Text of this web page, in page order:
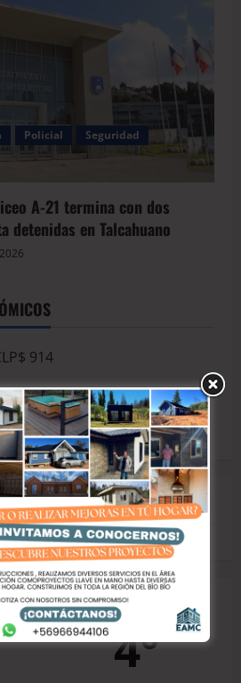
Policial
Seguridad
A-21 termina con dos
detenidas en Talcahuano
914
(UF): CLP$ 40.845
(UTM): CLP$ 71.649
Talcahuano
4º